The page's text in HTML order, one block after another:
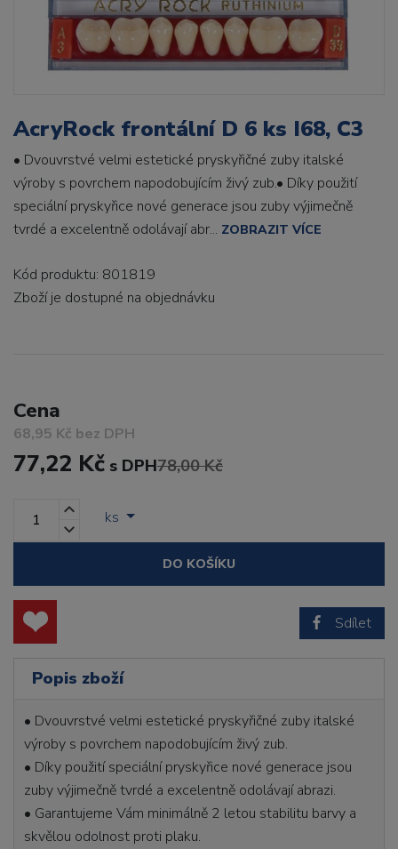
AcryRock frontální D 6 ks I68, C3
• Dvouvrstvé velmi estetické pryskyřičné zuby italské
výroby s povrchem napodobujícím živý zub.• Díky použití
speciální pryskyřice nové generace jsou zuby výjimečně
tvrdé a excelentně odolávají abr... ZOBRAZIT VÍCE
Kód produktu: 801819
Zboží je dostupné na objednávku
Cena
68,95 Kč bez DPH
77,22 Kč s DPH78,00 Kč
ks
DO KOŠÍKU
Sdílet
Popis zboží
• Dvouvrstvé velmi estetické pryskyřičné zuby italské
výroby s povrchem napodobujícím živý zub.
• Díky použití speciální pryskyřice nové generace jsou
zuby výjimečně tvrdé a excelentně odolávají abrazi.
• Garantujeme Vám minimálně 2 letou stabilitu barvy a
skvělou odolnost proti plaku.